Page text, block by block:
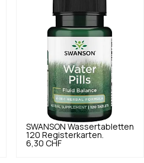
SWANSON Wassertabletten
120 Registerkarten.
6,30 CHF